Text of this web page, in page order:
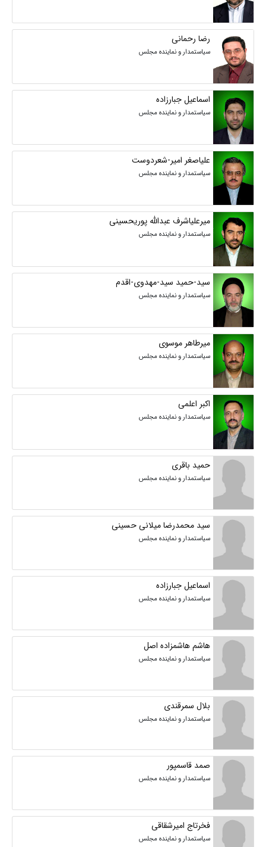
رضا رحمانی
سیاستمدار و نماینده مجلس
اسماعیل جبارزاده
سیاستمدار و نماینده مجلس
علیاصغر امیر-شعردوست
سیاستمدار و نماینده مجلس
میرعلیاشرف عبدالله پوریحسینی
سیاستمدار و نماینده مجلس
سید-حمید سید-مهدوی-اقدم
سیاستمدار و نماینده مجلس
میرطاهر موسوی
سیاستمدار و نماینده مجلس
اکبر اعلمی
سیاستمدار و نماینده مجلس
حمید باقری
سیاستمدار و نماینده مجلس
سید محمدرضا میلانی حسینی
سیاستمدار و نماینده مجلس
اسماعیل جبارزاده
سیاستمدار و نماینده مجلس
هاشم هاشمزاده اصل
سیاستمدار و نماینده مجلس
بلال سمرقندی
سیاستمدار و نماینده مجلس
صمد قاسمپور
سیاستمدار و نماینده مجلس
فخرتاج امیرشقاقی
سیاستمدار و نماینده مجلس